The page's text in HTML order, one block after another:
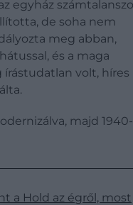
egyház
de soha nem
meg abban,
és a maga
írástudatlan volt, híres
majd 1940-
a Hold az égről, most